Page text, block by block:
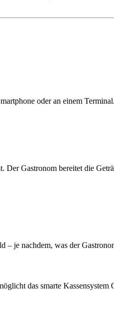
oder an einem Terminal.
Der Gastronom bereitet die
– je nachdem, was der
das smarte Kassensystem